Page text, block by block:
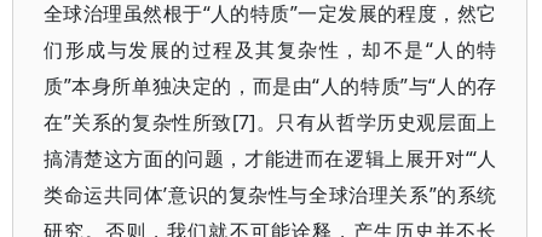
全球治理虽然根于“人的特质”一定发展的程度，然它
们形成与发展的过程及其复杂性，却不是“人的特
质”本身所单独决定的，而是由“人的特质”与“人的存
在”关系的复杂性所致[7]。只有从哲学历史观层面上
搞清楚这方面的问题，才能进而在逻辑上展开对“‘人
类命运共同体’意识的复杂性与全球治理关系”的系统
研究。否则，我们就不可能诠释，产生历史并不长